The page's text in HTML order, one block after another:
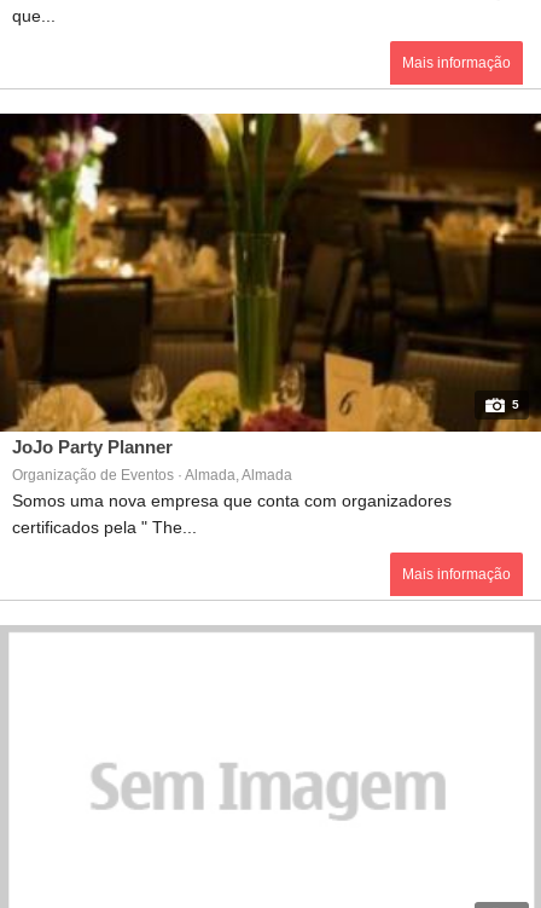
que...
Mais informação
5
JoJo Party Planner
Organização de Eventos · Almada, Almada
Somos uma nova empresa que conta com organizadores
certificados pela " The...
Mais informação